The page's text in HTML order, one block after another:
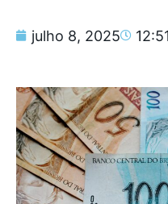
julho 8, 2025